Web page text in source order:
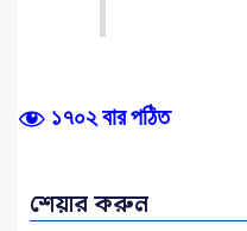
১৭০২ বার পঠিত
শেয়ার করুন